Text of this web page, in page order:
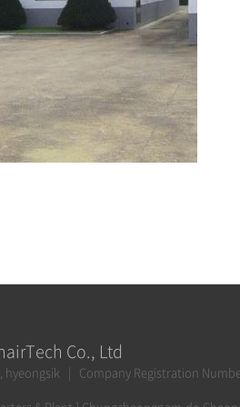
Co., Ltd
hyeongsik | Company Registration